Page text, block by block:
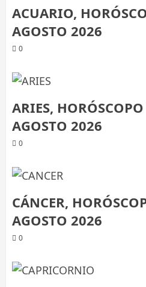
ACUARIO,
AGOSTO 2026
0
ARIES,
AGOSTO 2026
0
CÁNCER,
AGOSTO 2026
0